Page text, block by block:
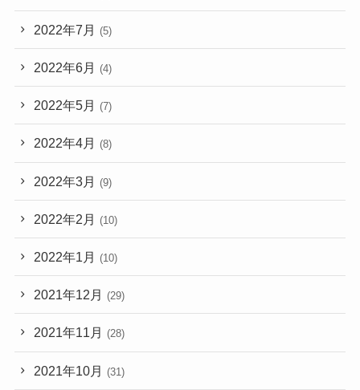
2022年7月 (5)
2022年6月 (4)
2022年5月 (7)
2022年4月 (8)
2022年3月 (9)
2022年2月 (10)
2022年1月 (10)
2021年12月 (29)
2021年11月 (28)
2021年10月 (31)